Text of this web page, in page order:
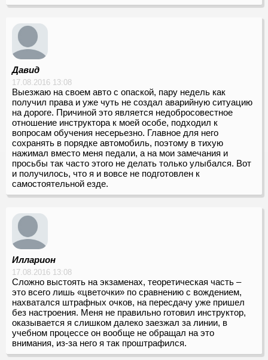
Давид
17.08.2016 13:08
Выезжаю на своем авто с опаской, пару недель как
получил права и уже чуть не создал аварийную ситуацию
на дороге. Причиной это является недобросовестное
отношение инструктора к моей особе, подходил к
вопросам обучения несерьезно. Главное для него
сохранять в порядке автомобиль, поэтому в тихую
нажимал вместо меня педали, а на мои замечания и
просьбы так часто этого не делать только улыбался. Вот
и получилось, что я и вовсе не подготовлен к
самостоятельной езде.
Илларион
17.08.2016 13:08
Сложно выстоять на экзаменах, теоретическая часть –
это всего лишь «цветочки» по сравнению с вождением,
нахватался штрафных очков, на пересдачу уже пришел
без настроения. Меня не правильно готовил инструктор,
оказывается я слишком далеко заезжал за линии, в
учебном процессе он вообще не обращал на это
внимания, из-за него я так проштрафился.